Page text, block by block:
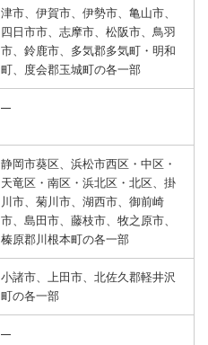
津市、伊賀市、伊勢市、亀山市、
四日市市、志摩市、松阪市、鳥羽
市、鈴鹿市、多気郡多気町・明和
町、度会郡玉城町の各一部
静岡市葵区、浜松市西区・中区・
天竜区・南区・浜北区・北区、掛
川市、菊川市、湖西市、御前崎
市、島田市、藤枝市、牧之原市、
榛原郡川根本町の各一部
小諸市、上田市、北佐久郡軽井沢
町の各一部